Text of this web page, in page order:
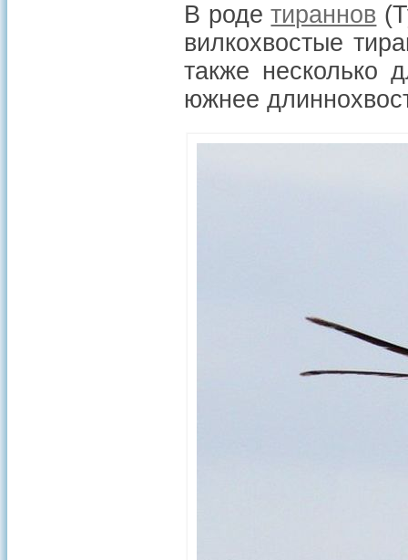
В родетираннов
вилкохвостые
также несколько
южнее